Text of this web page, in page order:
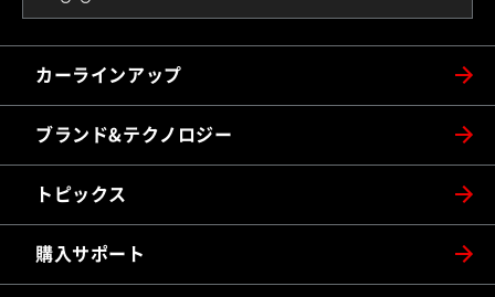
カーラインアップ
ブランド&テクノロジー
トピックス
購入サポート